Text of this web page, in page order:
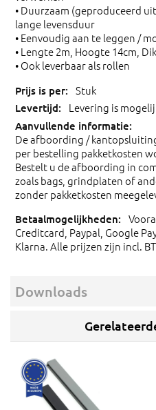
• Duurzaam (geproduceerd
lange levensduur
• Eenvoudig aan te leggen /
• Lengte 2m, Hoogte 14cm,
• Ook leverbaar als rollen
Stuk
Levering is
De afboording /
per bestelling pakketkosten
Bestelt u de afboording in
zoals bags, grindplaten of
zonder pakketkosten
Creditcard, Paypal, Google
Klarna. Alle prijzen zijn incl.
Downloads